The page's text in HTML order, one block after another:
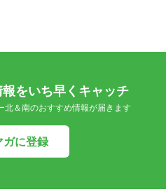
をいち早くキャッチ
北＆南のおすすめ情報が届きます
ガに登録